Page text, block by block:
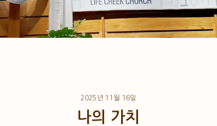
2025년 11월 16일
나의 가치